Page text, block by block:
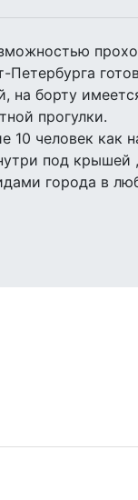
на борту
прогулки.
10 человек как
под крышей ,
города в